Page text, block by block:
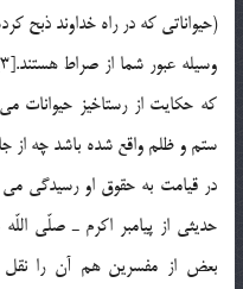
(حيواناتي كه در راه خداوند ذبح
كه حكايت از رستاخيز حيوانات
ستم و ظلم واقع شده باشد چه از
در قيامت به حقوق او رسيدگي مي
حديثي از پيامبر اكرم ـ صلّي
بعض از مفسرين هم آن را نقل